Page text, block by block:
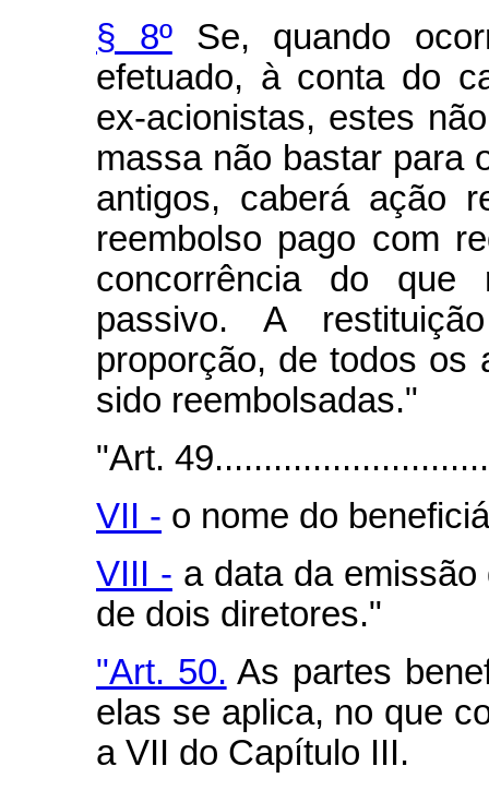
§ 8ºSe, quando
efetuado, à conta do
ex-acionistas, estes
massa não bastar para
antigos, caberá ação
reembolso pago com
concorrência do que
passivo. A
proporção, de todos os
sido reembolsadas."
"Art.
VII - o nome do
VIII - a data da
de dois diretores."
"Art. 50. As partes
elas se aplica, no que
a VII do Capítulo III.